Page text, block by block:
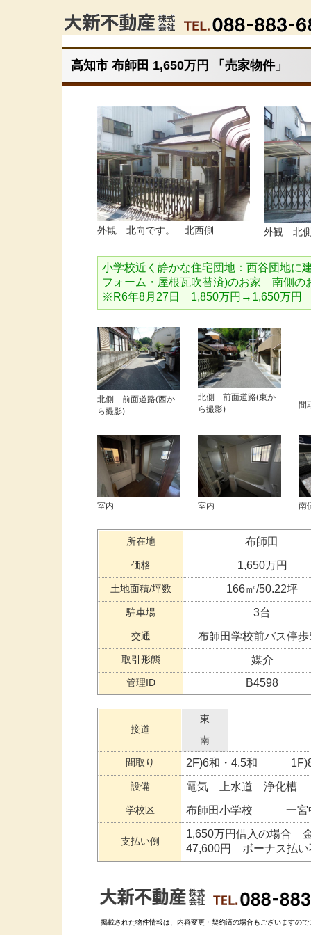
高知市 布師田 1,650万円 「売家物件」
外観 北向です。 北西側 外観 北
小学校近く静かな住宅団地：西谷団地に
フォーム・屋根瓦吹替済)のお家 南側
※R6年8月27日 1,850万円→1,650万円
北側 前面道路(西か
ら撮影)
北側 前面道路(東か
ら撮影)
間
室内 室内 南
所在地 布師田
価格 1,650万円
土地面積/坪数 166㎡/50.22坪
駐車場 3台
交通 布師田学校前バス停
取引形態 媒介
管理ID B4598
接道
東
南
間取り
2F)6和・4.5和 1F)8
設備 電気 上水道 浄化槽
学校区 布師田小学校 一宮
支払い例
1,650万円借入の場合
47,600円 ボーナス払い
掲載された物件情報は、内容変更・契約済の場合もございますの